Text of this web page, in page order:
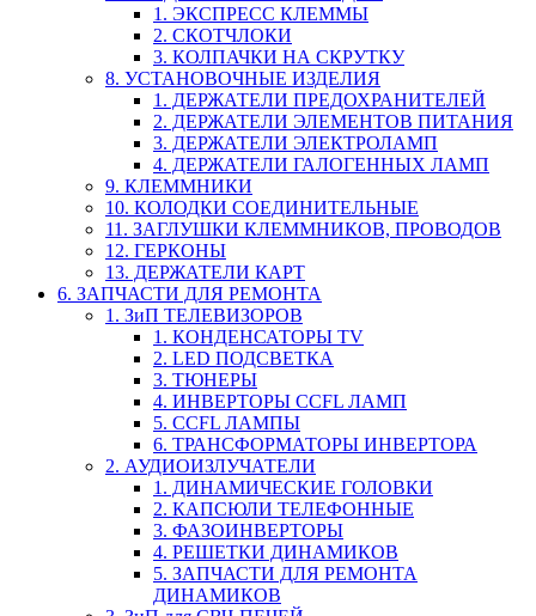
1. ЭКСПРЕСС КЛЕММЫ
2. СКОТЧЛОКИ
3. КОЛПАЧКИ НА СКРУТКУ
8. УСТАНОВОЧНЫЕ ИЗДЕЛИЯ
1. ДЕРЖАТЕЛИ ПРЕДОХРАНИТЕЛЕЙ
2. ДЕРЖАТЕЛИ ЭЛЕМЕНТОВ ПИТАНИЯ
3. ДЕРЖАТЕЛИ ЭЛЕКТРОЛАМП
4. ДЕРЖАТЕЛИ ГАЛОГЕННЫХ ЛАМП
9. КЛЕММНИКИ
10. КОЛОДКИ СОЕДИНИТЕЛЬНЫЕ
11. ЗАГЛУШКИ КЛЕММНИКОВ, ПРОВОДОВ
12. ГЕРКОНЫ
13. ДЕРЖАТЕЛИ КАРТ
6. ЗАПЧАСТИ ДЛЯ РЕМОНТА
1. ЗиП ТЕЛЕВИЗОРОВ
1. КОНДЕНСАТОРЫ TV
2. LED ПОДСВЕТКА
3. ТЮНЕРЫ
4. ИНВЕРТОРЫ CCFL ЛАМП
5. CCFL ЛАМПЫ
6. ТРАНСФОРМАТОРЫ ИНВЕРТОРА
2. АУДИОИЗЛУЧАТЕЛИ
1. ДИНАМИЧЕСКИЕ ГОЛОВКИ
2. КАПСЮЛИ ТЕЛЕФОННЫЕ
3. ФАЗОИНВЕРТОРЫ
4. РЕШЕТКИ ДИНАМИКОВ
5. ЗАПЧАСТИ ДЛЯ РЕМОНТА
ДИНАМИКОВ